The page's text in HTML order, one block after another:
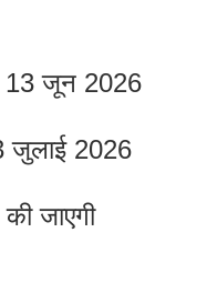
13 जून 2026
जुलाई 2026
की जाएगी